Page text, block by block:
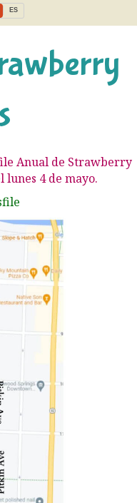
ES
Anual de Strawberry
lunes 4 de mayo.